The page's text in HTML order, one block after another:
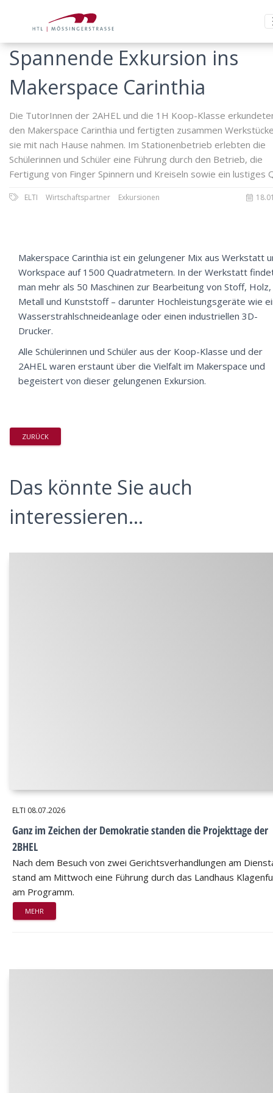
Spannende Exkursion ins
Makerspace Carinthia
Die TutorInnen der 2AHEL und die 1H Koop-Klasse
den Makerspace Carinthia und fertigten zusammen
sie mit nach Hause nahmen. Im Stationenbetrieb erlebten die
Schülerinnen und Schüler eine Führung durch den Betrieb, die
Fertigung von Finger Spinnern und Kreiseln sowie ein lustiges
ELTI Wirtschaftspartner Exkursionen
Makerspace Carinthia ist ein gelungener Mix aus Werkstatt
Workspace auf 1500 Quadratmetern. In der Werkstatt
man mehr als 50 Maschinen zur Bearbeitung von Stoff, Holz,
Metall und Kunststoff – darunter Hochleistungsgeräte wie
Wasserstrahlschneideanlage oder einen industriellen 3D-
Drucker.
Alle Schülerinnen und Schüler aus der Koop-Klasse und der
2AHEL waren erstaunt über die Vielfalt im Makerspace und
begeistert von dieser gelungenen Exkursion.
ZURÜCK
Das könnte Sie auch
interessieren...
ELTI 08.07.2026
Ganz im Zeichen der Demokratie standen die Projekttage der
2BHEL
Nach dem Besuch von zwei Gerichtsverhandlungen am
stand am Mittwoch eine Führung durch das Landhaus
am Programm.
MEHR